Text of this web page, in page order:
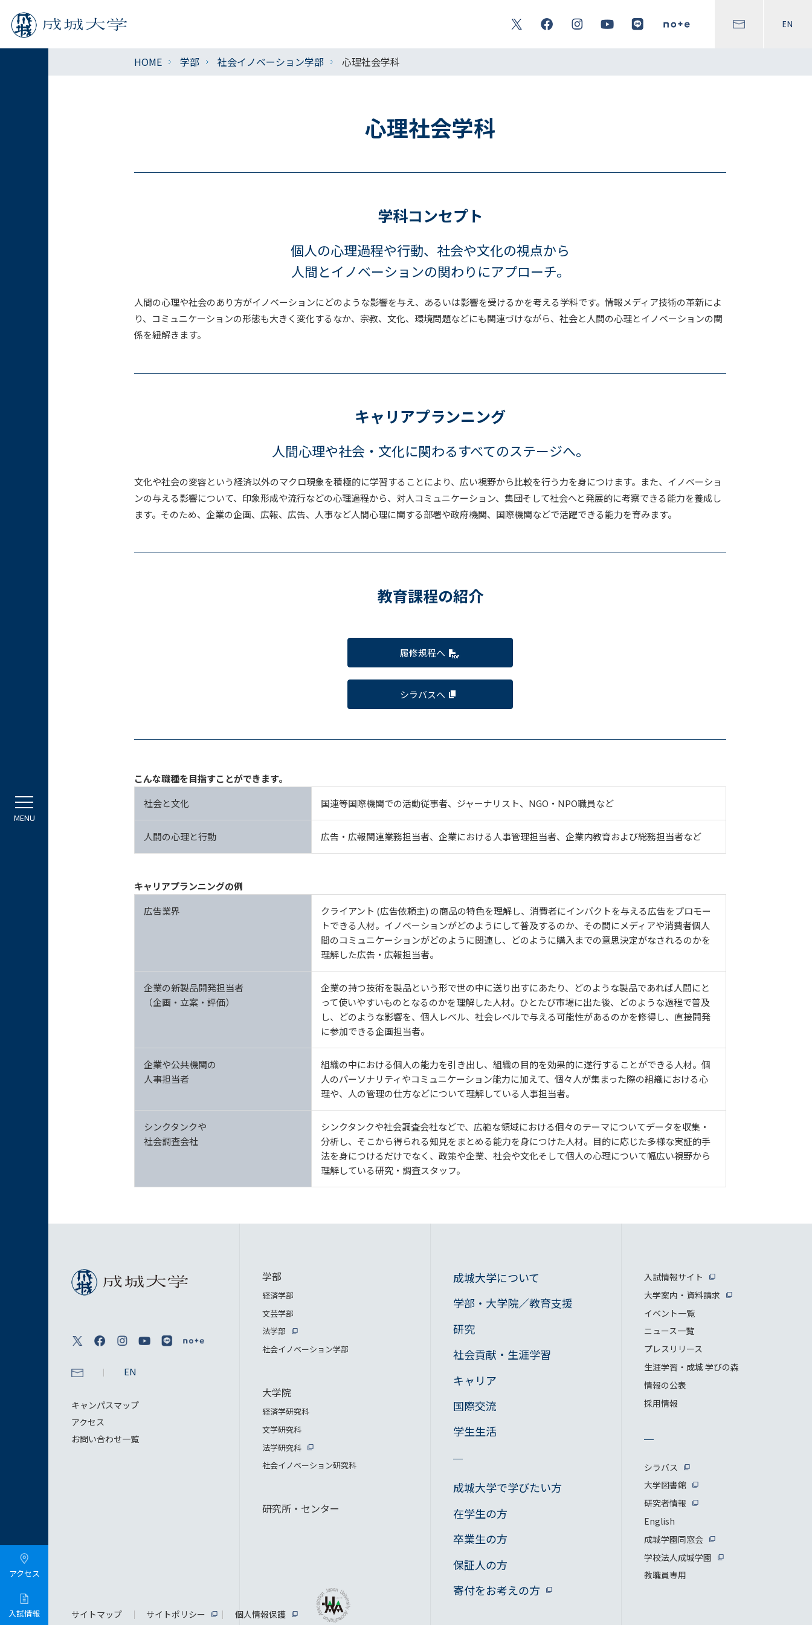
EN
アクセス
入試情報
HOME 学部 社会イノベーション学部 心理社会学科
心理社会学科
学科コンセプト
個人の心理過程や行動、社会や文化の視点から
人間とイノベーションの関わりにアプローチ。
人間の心理や社会のあり方がイノベーションにどのような影響を与え、あるいは影響を受けるかを考える学科です。情報メディア技術の革新によ
り、コミュニケーションの形態も大きく変化するなか、宗教、文化、環境問題などにも関連づけながら、社会と人間の心理とイノベーションの関
係を紐解きます。
キャリアプランニング
人間心理や社会・文化に関わるすべてのステージへ。
文化や社会の変容という経済以外のマクロ現象を積極的に学習することにより、広い視野から比較を行う力を身につけます。また、イノベーショ
ンの与える影響について、印象形成や流行などの心理過程から、対人コミュニケーション、集団そして社会へと発展的に考察できる能力を養成し
ます。そのため、企業の企画、広報、広告、人事など人間心理に関する部署や政府機関、国際機関などで活躍できる能力を育みます。
教育課程の紹介
履修規程へ
シラバスへ
こんな職種を目指すことができます。
社会と文化
国連等国際機関での活動従事者、ジャーナリスト、NGO・NPO職員など
人間の心理と行動 広告・広報関連業務担当者、企業における人事管理担当者、企業内教育および総務担当者など
キャリアプランニングの例
広告業界
クライアント (広告依頼主) の商品の特色を理解し、消費者にインパクトを与える広告をプロモー
トできる人材。イノベーションがどのようにして普及するのか、その間にメディアや消費者個人
間のコミュニケーションがどのように関連し、どのように購入までの意思決定がなされるのかを
理解した広告・広報担当者。
企業の新製品開発担当者
（企画・立案・評価）
企業の持つ技術を製品という形で世の中に送り出すにあたり、どのような製品であれば人間にと
って使いやすいものとなるのかを理解した人材。ひとたび市場に出た後、どのような過程で普及
し、どのような影響を、個人レベル、社会レベルで与える可能性があるのかを修得し、直接開発
に参加できる企画担当者。
企業や公共機関の
人事担当者
組織の中における個人の能力を引き出し、組織の目的を効果的に遂行することができる人材。個
人のパーソナリティやコミュニケーション能力に加えて、個々人が集まった際の組織における心
理や、人の管理の仕方などについて理解している人事担当者。
シンクタンクや
社会調査会社
シンクタンクや社会調査会社などで、広範な領域における個々のテーマについてデータを収集・
分析し、そこから得られる知見をまとめる能力を身につけた人材。目的に応じた多様な実証的手
法を身につけるだけでなく、政策や企業、社会や文化そして個人の心理について幅広い視野から
理解している研究・調査スタッフ。
サイトマップ サイトポリシー 個人情報保護
EN
キャンパスマップ
アクセス
お問い合わせ一覧
学部
経済学部
文芸学部
法学部
社会イノベーション学部
大学院
経済学研究科
文学研究科
法学研究科
社会イノベーション研究科
研究所・センター
成城大学について
学部・大学院／教育支援
研究
社会貢献・生涯学習
キャリア
国際交流
学生生活
成城大学で学びたい方
在学生の方
卒業生の方
保証人の方
寄付をお考えの方
入試情報サイト
大学案内・資料請求
イベント一覧
ニュース一覧
プレスリリース
生涯学習・成城 学びの森
情報の公表
採用情報
シラバス
大学図書館
研究者情報
English
成城学園同窓会
学校法人成城学園
教職員専用